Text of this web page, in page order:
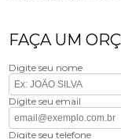
FAÇA UM
Digite seu nome
Digite seu email
Digite seu telefone